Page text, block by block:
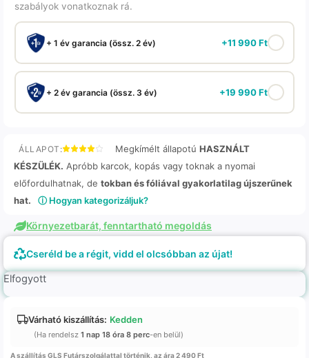
szabályok vonatkoznak rá.
+ 1 év garancia (össz. 2 év) +11 990Ft
+ 2 év garancia (össz. 3 év) +19 990Ft
ÁLLAPOT: Megkímélt állapotú HASZNÁLT
KÉSZÜLÉK. Apróbb karcok, kopás vagy toknak a nyomai
előfordulhatnak, de tokban és fóliával gyakorlatilag újszerűnek
hat.
ⓘ Hogyan kategorizáljuk?
Környezetbarát, fenntartható megoldás
Cseréld be a régit, vidd el olcsóbban az újat!
Elfogyott
Várható kiszállítás: Kedden
(Ha rendelsz 1 nap 18 óra 8 perc-en belül)
A szállítás GLS Futárszolgálattal történik, az ára 2 490 Ft